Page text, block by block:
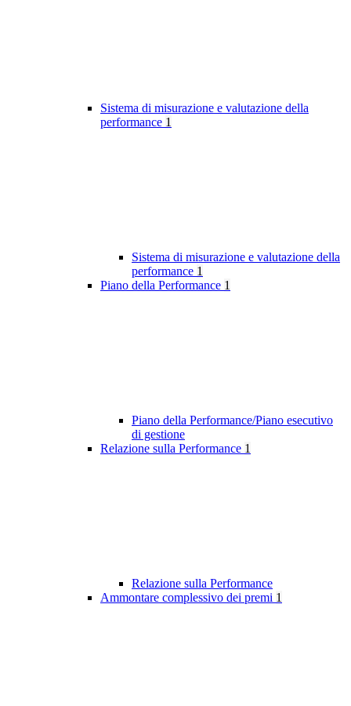
Sistema di misurazione e valutazione della
performance 1
Sistema di misurazione e valutazione della
performance 1
Piano della Performance 1
Piano della Performance/Piano esecutivo
di gestione
Relazione sulla Performance 1
Relazione sulla Performance
Ammontare complessivo dei premi 1